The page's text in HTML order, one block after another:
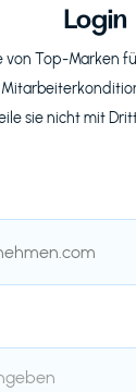
Login
von Top-Marken
sie nicht mit